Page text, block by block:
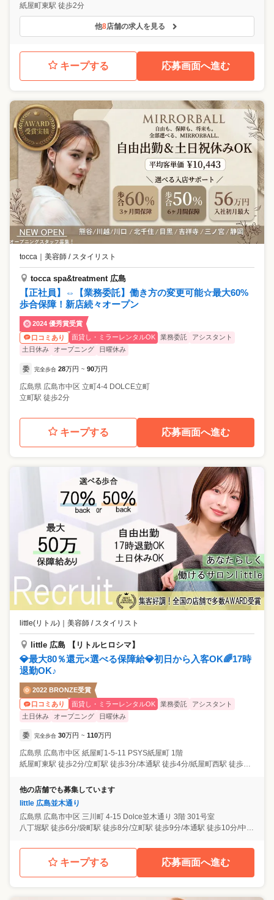
紙屋町東駅 徒歩2分
他8店舗の求人を見る
キープする 応募画面へ進む
tocca 美容師 / スタイリスト
tocca spa&treatment 広島
【正社員】⇔【業務委託】働き方の変更可能☆最大60%
歩合保障！新店続々オープン
2024 優秀賞受賞
口コミあり
面貸し・ミラーレンタルOK 業務委託
アシスタント
土日休み
オープニング 日曜休み
委 完全歩合 28万円 ~ 90万円
広島県 広島市中区 立町4-4 DOLCE立町
立町駅 徒歩2分
キープする 応募画面へ進む
little(リトル) 美容師 / スタイリスト
little 広島 【リトルヒロシマ】
💎最大80％還元×選べる保障給💎初日から入客OK🌈17時
退勤OK♪
2022 BRONZE受賞
口コミあり
面貸し・ミラーレンタルOK 業務委託
アシスタント
土日休み
オープニング 日曜休み
委 完全歩合 30万円 ~ 110万円
広島県 広島市中区 紙屋町1-5-11 PSYS紙屋町 1階
紙屋町東駅 徒歩2分/立町駅 徒歩3分/本通駅 徒歩4分/紙屋町西駅 徒歩4分/県庁前駅 徒歩5分
他の店舗でも募集しています
little 広島並木通り
広島県 広島市中区 三川町 4-15 Dolce並木通り 3階 301号室
八丁堀駅 徒歩6分/袋町駅 徒歩8分/立町駅 徒歩9分/本通駅 徒歩10分/中電前駅 徒歩11分
キープする 応募画面へ進む